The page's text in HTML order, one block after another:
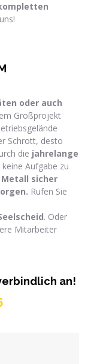
oder auch
Großprojekt
Schrott, desto
die jahrelange
keine Aufgabe zu
Metall sicher
Rufen Sie
. Oder
Mitarbeiter
an!